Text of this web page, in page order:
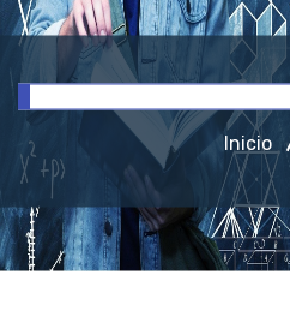
INICIO
INVESTIGACIÓN
RRHH
Inicio